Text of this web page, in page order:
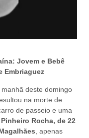
Jovem e Bebê
Embriaguez
deste domingo
na morte de
de passeio e uma
Rocha, de 22
, apenas